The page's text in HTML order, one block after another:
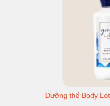
Dưỡng thể Body